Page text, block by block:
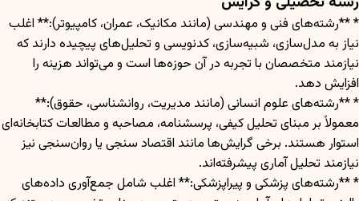
* **رشته‌های فنی و مهندسی (مانند مکانیک، عمران، کامپیوتر):** اغلب
نیاز به مدل‌سازی، شبیه‌سازی، کدنویسی و تحلیل‌های پیچیده دارند که
نیازمند متخصصان با تجربه در آن حوزه‌ها است و می‌تواند هزینه را
افزایش دهد.
* **رشته‌های علوم انسانی (مانند مدیریت، روانشناسی، حقوق):**
معمولاً بر مبنای تحلیل کیفی، پرسشنامه، مصاحبه و مطالعات کتابخانه‌ای
استوار هستند. برخی گرایش‌ها مانند اقتصاد سنجی یا روان‌سنجی نیز
نیازمند تحلیل آماری پیشرفته‌اند.
* **رشته‌های پزشکی و پیراپزشکی:** اغلب شامل جمع‌آوری داده‌های